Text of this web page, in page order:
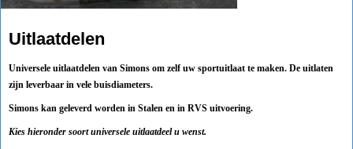
Uitlaatdelen
Universele uitlaatdelen van Simons om zelf uw sportuitlaat te maken. De uitlaten
zijn leverbaar in vele buisdiameters.
Simons kan geleverd worden in Stalen en in RVS uitvoering.
Kies hieronder soort universele uitlaatdeel u wenst.